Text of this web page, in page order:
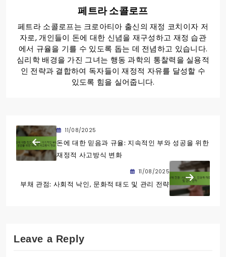
페트라 소콜로프
페트라 소콜로프는 크로아티아 출신의 재정 코치이자 저
자로, 개인들이 돈에 대한 신념을 재구성하고 재정 습관
에서 규율을 기를 수 있도록 돕는 데 전념하고 있습니다.
심리학 배경을 가진 그녀는 행동 과학의 통찰력을 실용적
인 전략과 결합하여 독자들이 재정적 자유를 달성할 수
있도록 힘을 실어줍니다.
11/08/2025
돈에 대한 믿음과 규율: 지속적인 부와 성공을 위한
재정적 사고방식 변화
11/08/2025
부채 관점: 사회적 낙인, 문화적 태도 및 관리 전략
Leave a Reply